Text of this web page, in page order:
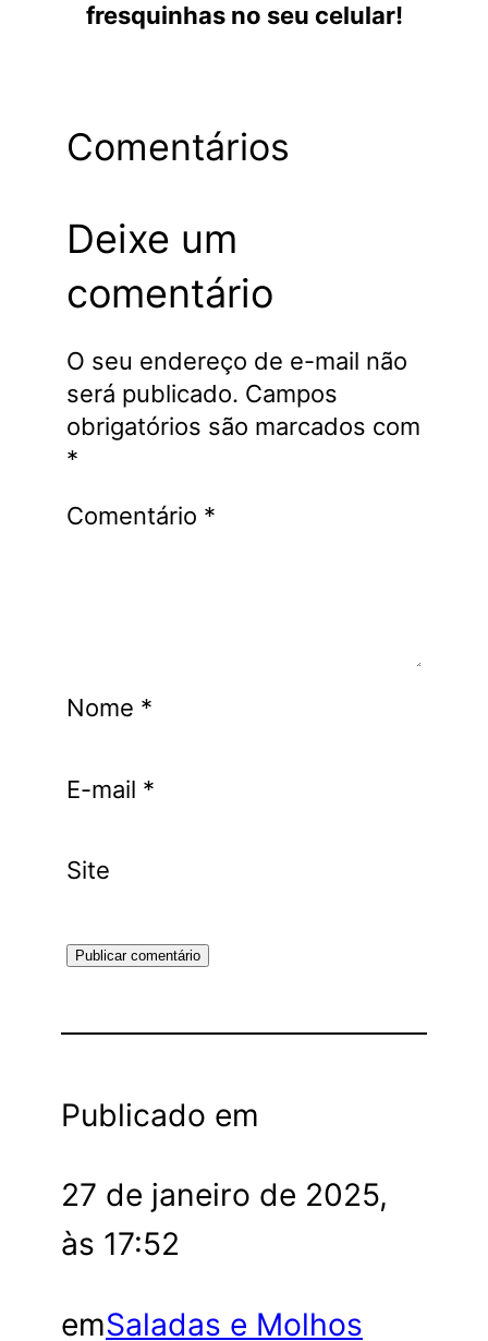
fresquinhas no seu celular!
Comentários
Deixe um
comentário
O seu endereço de e-mail não
será publicado. Campos
obrigatórios são marcados com
*
Comentário *
Nome *
E-mail *
Site
Publicado em
27 de janeiro de 2025,
às 17:52
emSaladas e Molhos